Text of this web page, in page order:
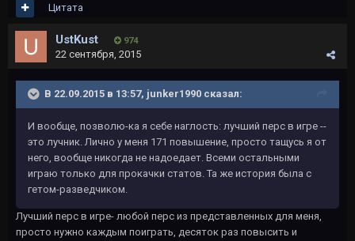
Цитата
UstKust 974
22 сентября, 2015
В 22.09.2015 в 13:57, junker1990 сказал:
И вообще, позволю-ка я себе наглость: лучший перс в игре --
это лучник. Лично у меня 171 повышение, просто тащусь я от
него, вообще никогда не надоедает. Всеми остальными
играю только для прокачки статов. Та же история была с
гетом-разведчиком.
Лучший перс в игре- любой перс из представленных для меня,
просто нужно каждым поиграть, десяток раз повысить и